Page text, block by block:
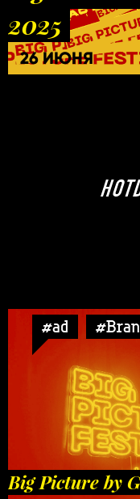
2025
26 ИЮНЯ
#ad
Big Picture by